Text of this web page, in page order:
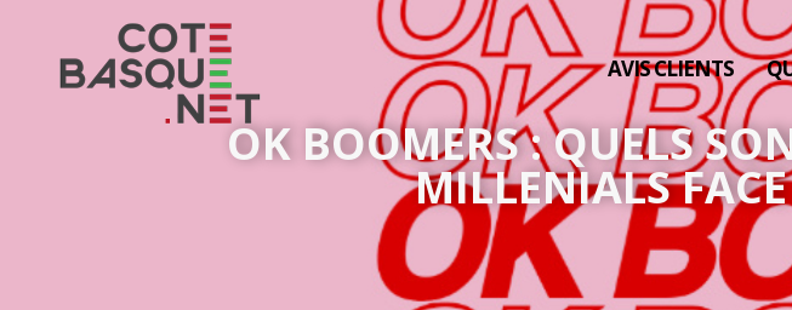
AVIS CLIENTS
OK BOOMERS : QUELS
MILLENIALS